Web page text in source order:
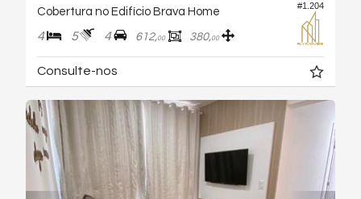
#1.204
Cobertura no Edifício Brava Home
4 5 4 612,00 380,00
Consulte-nos